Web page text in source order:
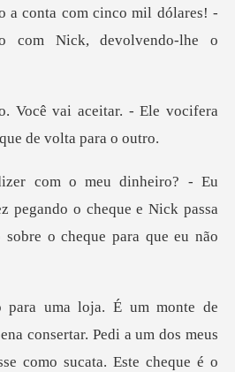
a conta com cinco mil dólares! -
ceitar. - Ele vocifera
pegando o cheque e Nick passa
sertar. Pedi a um dos meus
como sucata. Este cheque é o